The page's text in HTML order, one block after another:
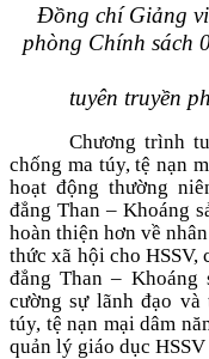
Đồng chí Giảng
phòng Chính sách
tuyên truyền
Chương trình
chống ma túy, tệ nạn
hoạt động thường
đẳng Than – Khoáng
hoàn thiện hơn về
thức xã hội cho HSSV,
đẳng Than – Khoáng
cường sự lãnh đạo
túy, tệ nạn mại dâm
quản lý giáo dục